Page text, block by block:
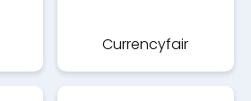
Currencyfair